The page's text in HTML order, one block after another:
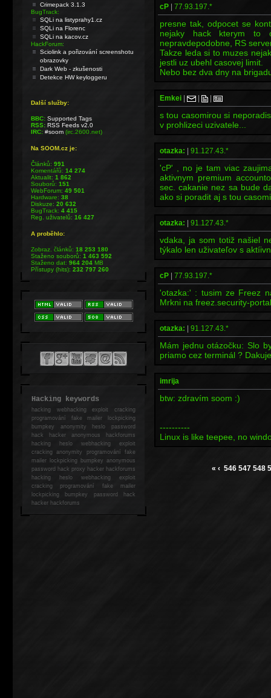
cP 77.93.197.*
presne tak, odpocet se
nejaky hack kterym
nepravdepodobne, RS
Takze leda si to muzes
jestli uz ubehl casovej limit.
Nebo bez dva dny na
Emkei
s tou casomirou si
v prohlizeci uzivatele...
otazka: 91.127.43.*
'cP' , no je tam viac
aktivnym premium
sec. cakanie nez sa bude
ako si poradit aj s tou
otazka: 91.127.43.*
vdaka, ja som totiž našiel
týkalo len uživateľov s
cP 77.93.197.*
'otazka:' : tusim ze Freez
Mrkni na freez.security-
otazka: 91.127.43.*
Mám jednu otázočku: Slo
priamo cez terminál ?
imrija
btw: zdravím soom :)
----------
Linux is like teepee, no
« ‹ 546 547 548
Crimepack 3.1.3
BugTrack:
SQLi na listyprahy1.cz
SQLi na Florenc
SQLi na kacov.cz
HackForum:
Sciolink a pořizování screenshotu
obrazovky
Dark Web - zkušenosti
Detekce HW keyloggeru
Další služby:
BBC: Supported Tags
RSS: RSS Feeds v2.0
IRC: #soom(irc.2600.net)
Na SOOM.cz je:
Článků:991
Komentářů:14 274
Aktualit:1 862
Souborů:151
WebForum:49 501
Hardware:38
Diskuze:20 632
BugTrack:4 415
Reg. uživatelů:16 427
A proběhlo:
Zobraz. článků:18 253 180
Staženo souborů:1 463 592
Staženo dat:964 204MB
Přístupy (hits):232 797 260
Hacking keywords
hackingwebhacking exploit cracking
programování fake mailer lockpicking
bumpkey anonymity heslo password
hackhacker anonymous hackforums
hackingheslo webhacking exploit
cracking anonymity programování fake
mailer lockpicking bumpkey anonymous
password hack proxy hacker hackforums
hacking heslo webhacking exploit
cracking programování fake mailer
lockpicking bumpkey password hack
hackerhackforums